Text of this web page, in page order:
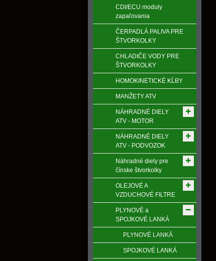
CDI/ECU moduly
zapaľovania
ČERPADLÁ PALIVA PRE
ŠTVORKOLKY
CHLADIČE VODY PRE
ŠTVORKOLKY
HOMOKINETICKÉ KĹBY
MANŽETY ATV
NÁHRADNÉ DIELY
ATV - MOTOR
NÁHRADNÉ DIELY
ATV - PODVOZOK
Náhradné diely pre
čínske štvorkolky
OLEJOVÉ A
VZDUCHOVÉ FILTRE
PLYNOVÉ a
SPOJKOVÉ LANKÁ
PLYNOVÉ LANKÁ
SPOJKOVÉ LANKÁ